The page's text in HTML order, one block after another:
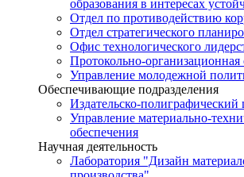
образования в интересах
Отдел по противодействию
Отдел стратегического
Офис технологического
Протокольно-организационная
Управление молодежной
Обеспечивающие подразделения
Издательско-полиграфический
Управление материально-
обеспечения
Научная деятельность
Лаборатория "Дизайн